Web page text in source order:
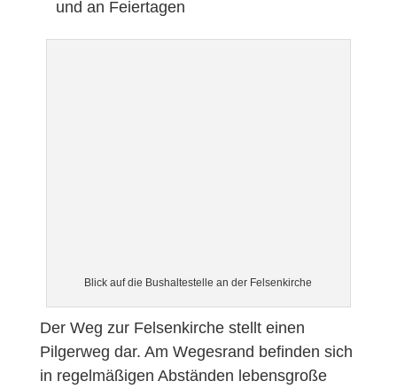
und an Feiertagen
Blick auf die Bushaltestelle an der Felsenkirche
Der Weg zur Felsenkirche stellt einen
Pilgerweg dar. Am Wegesrand befinden sich
in regelmäßigen Abständen lebensgroße